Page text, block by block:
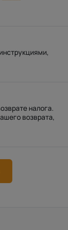
налога.
возврата,